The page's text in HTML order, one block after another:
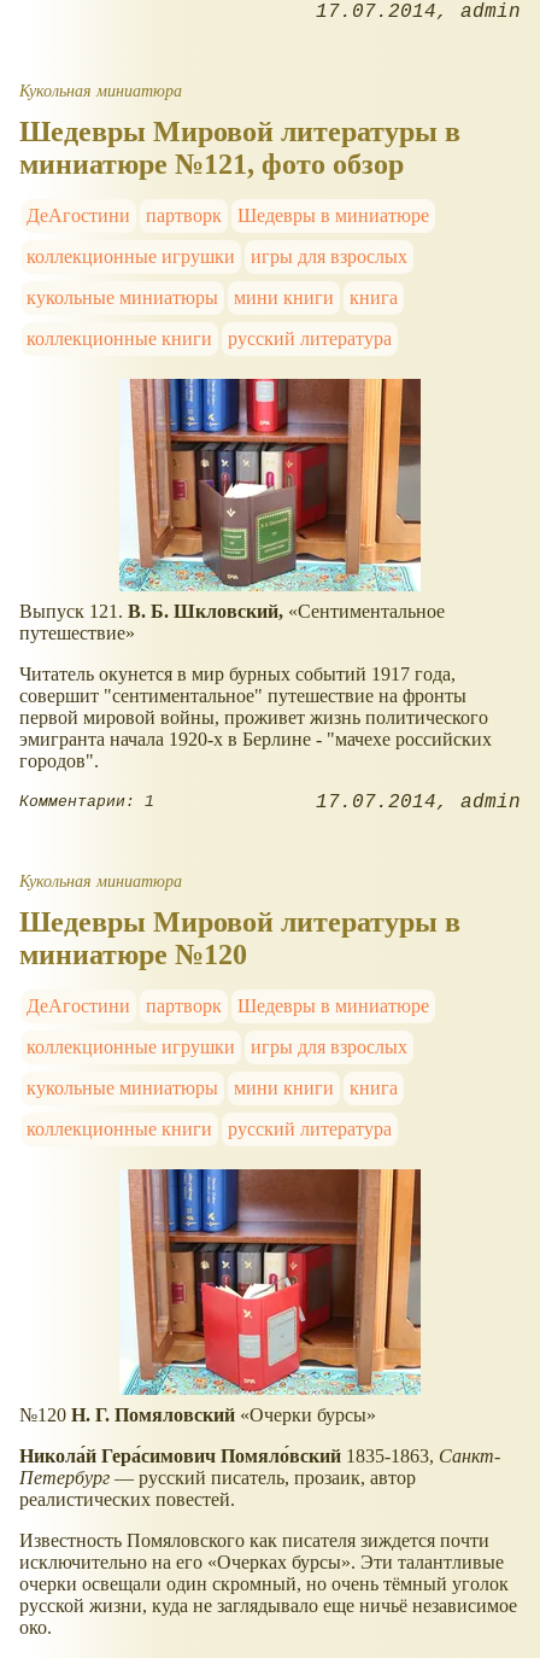
17.07.2014 admin
Кукольная миниатюра
Шедевры Мировой литературы в
миниатюре №121, фото обзор
ДеАгостини партворк
Шедевры в миниатюре
коллекционные игрушки
игры для взрослых
кукольные миниатюры
мини книги
книга
коллекционные книги
русский литература
Выпуск 121. В. Б. Шкловский,
Сентиментальное
путешествие
Читатель окунется в мир бурных событий 1917 года,
совершит "сентиментальное" путешествие на фронты
первой мировой войны, проживет жизнь политического
эмигранта начала 1920-х в Берлине - "мачехе российских
городов".
Комментарии: 1 17.07.2014 admin
Кукольная миниатюра
Шедевры Мировой литературы в
миниатюре №120
ДеАгостини партворк
Шедевры в миниатюре
коллекционные игрушки
игры для взрослых
кукольные миниатюры
мини книги
книга
коллекционные книги
русский литература
№120 Н. Г. Помяловский
Очерки бурсы
Никола́й Гера́симович Помяло́вский 1835-1863, Санкт-
Петербург — русский писатель, прозаик, автор
реалистических повестей.
Известность Помяловского как писателя зиждется почти
исключительно на его
Очерках бурсы . Эти талантливые
очерки освещали один скромный, но очень тёмный уголок
русской жизни, куда не заглядывало еще ничьё независимое
око.